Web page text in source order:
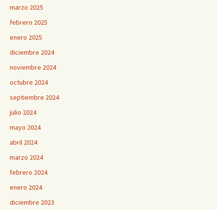
marzo 2025
febrero 2025
enero 2025
diciembre 2024
noviembre 2024
octubre 2024
septiembre 2024
julio 2024
mayo 2024
abril 2024
marzo 2024
febrero 2024
enero 2024
diciembre 2023